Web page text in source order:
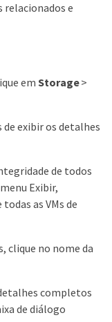
e
em Storage>
de exibir os detalhes
de todos
Exibir,
as VMs de
clique no nome da
completos
de diálogo